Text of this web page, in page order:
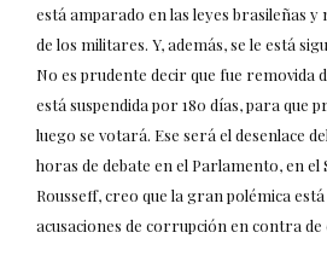
está amparado en las leyes brasileñas
de los militares. Y, además, se le está
No es prudente decir que fue removida
está suspendida por 180 días, para que
luego se votará. Ese será el desenlace
horas de debate en el Parlamento, en el
Rousseff, creo que la gran polémica
acusaciones de corrupción en contra de